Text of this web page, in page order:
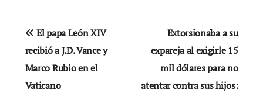
Navegación
de
entradas
El papa León XIV
recibió a J.D. Vance y
Marco Rubio en el
Vaticano
Extorsionaba a su
expareja al exigirle 15
mil dólares para no
atentar contra sus hijos: